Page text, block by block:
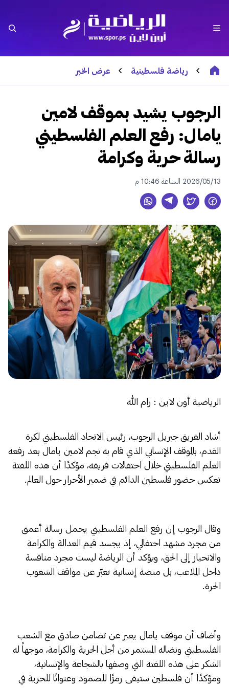
رياضة فلسطينية عرض الخبر
الرجوب يشيد بموقف لامين
يامال: رفع العلم الفلسطيني
رسالة حرية وكرامة
2026/05/13 الساعة 10:46 م
الرياضية أون لاين : رام الله
أشاد الفريق جبريل الرجوب، رئيس الاتحاد الفلسطيني لكرة
القدم، بالموقف الإنساني الذي قام به نجم لامين يامال بعد رفعه
العلم الفلسطيني خلال احتفالات فريقه، مؤكدًا أن هذه اللفتة
تعكس حضور فلسطين الدائم في ضمير الأحرار حول العالم.
وقال الرجوب إن رفع العلم الفلسطيني يحمل رسالة أعمق
من مجرد مشهد احتفالي، إذ يجسد قيم العدالة والكرامة
والانحياز إلى الحق، ويؤكد أن الرياضة ليست مجرد منافسة
داخل الملاعب، بل منصة إنسانية تعبّر عن مواقف الشعوب
الحرة.
وأضاف أن موقف يامال يعبر عن تضامن صادق مع الشعب
الفلسطيني ونضاله المستمر من أجل الحرية والكرامة، موجهاً له
الشكر على هذه اللفتة التي وصفها بالشجاعة والإنسانية،
ومؤكدًا أن فلسطين ستبقى رمزًا للصمود وعنوانًا للحرية في